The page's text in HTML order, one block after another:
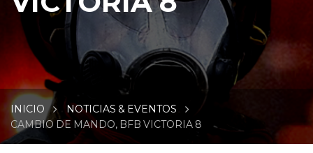
INICIO
NOTICIAS & EVENTOS
CAMBIO DE MANDO, BFB VICTORIA 8